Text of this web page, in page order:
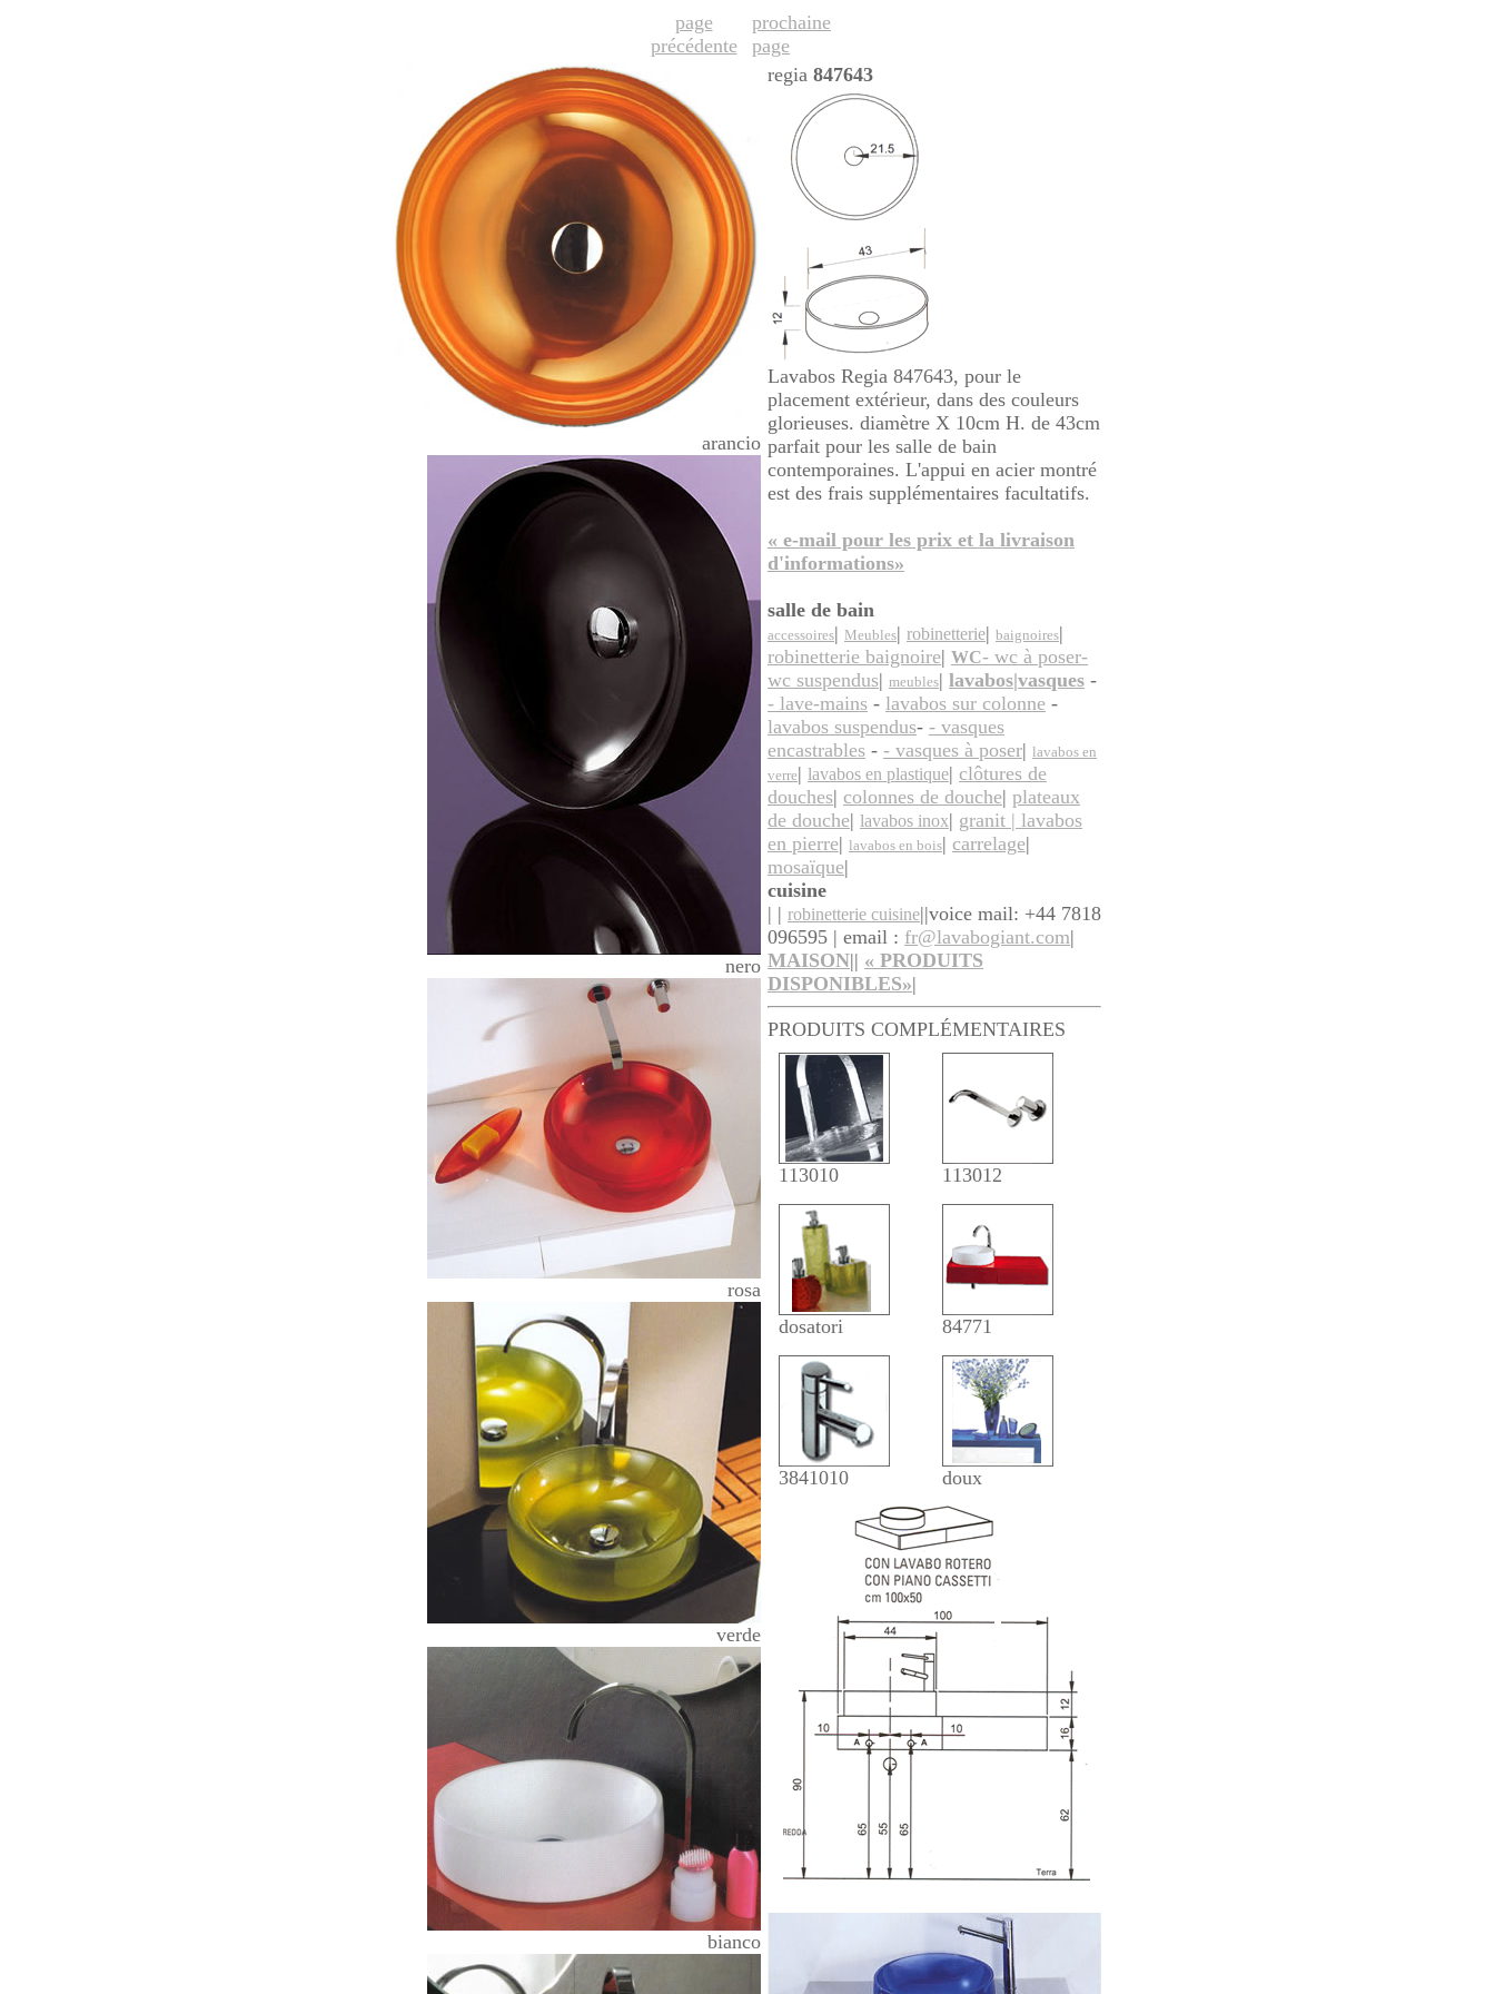
page
précédente
prochaine
page
arancio
nero
rosa
verde
bianco
regia 847643
Lavabos Regia 847643, pour le
placement extérieur, dans des couleurs
glorieuses. diamètre X 10cm H. de 43cm
parfait pour les salle de bain
contemporaines. L'appui en acier montré
est des frais supplémentaires facultatifs.
« e-mail pour les prix et la livraison
d'informations»
salle de bain
accessoires| Meubles| robinetterie| baignoires|
robinetterie baignoire| WC- wc à poser-
wc suspendus| meubles| lavabos|vasques -
- lave-mains - lavabos sur colonne -
lavabos suspendus- - vasques
encastrables - - vasques à poser| lavabos en
verre| lavabos en plastique| clôtures de
douches| colonnes de douche| plateaux
de douche| lavabos inox| granit | lavabos
en pierre| lavabos en bois| carrelage|
mosaïque|
cuisine
| | robinetterie cuisine||voice mail: +44 7818
096595 | email : fr@lavabogiant.com|
MAISON|| « PRODUITS
DISPONIBLES»|
PRODUITS COMPLÉMENTAIRES
113010 113012
dosatori 84771
3841010 doux